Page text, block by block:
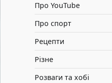
Про YouTube
Про спорт
Рецепти
Різне
Розваги та хобі